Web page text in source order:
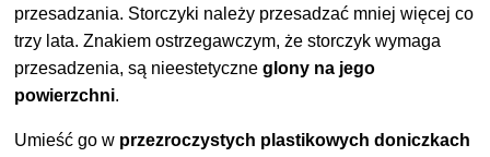
przesadzania. Storczyki należy przesadzać mniej więcej co
trzy lata. Znakiem ostrzegawczym, że storczyk wymaga
przesadzenia, są nieestetyczneglony na jego
powierzchni.
Umieść go w przezroczystych plastikowych doniczkach